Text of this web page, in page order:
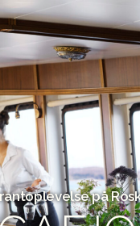
på